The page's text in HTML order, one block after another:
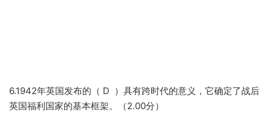
6.1942年英国发布的（ D ）具有跨时代的意义，它确定了战后
英国福利国家的基本框架。（2.00分）